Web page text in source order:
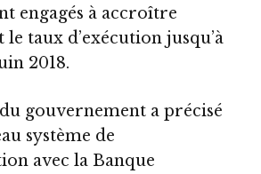
engagés à accroître
le taux d’exécution jusqu’à
2018.
gouvernement a précisé
système de
avec la Banque